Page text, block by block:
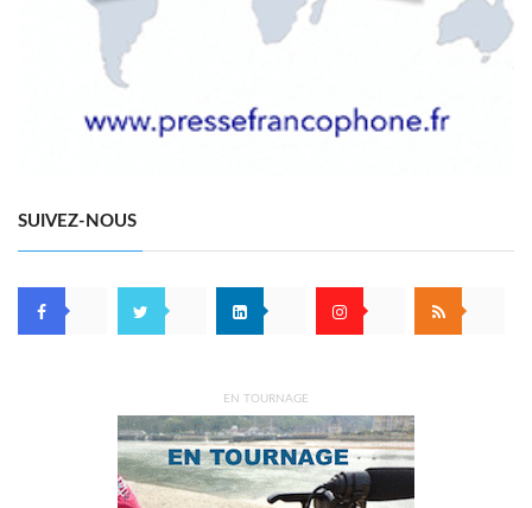
SUIVEZ-NOUS
EN TOURNAGE